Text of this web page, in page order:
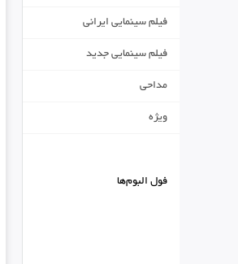
فیلم سینمایی ایرانی
فیلم سینمایی جدید
مداحی
ویژه
فول البوم‌ها